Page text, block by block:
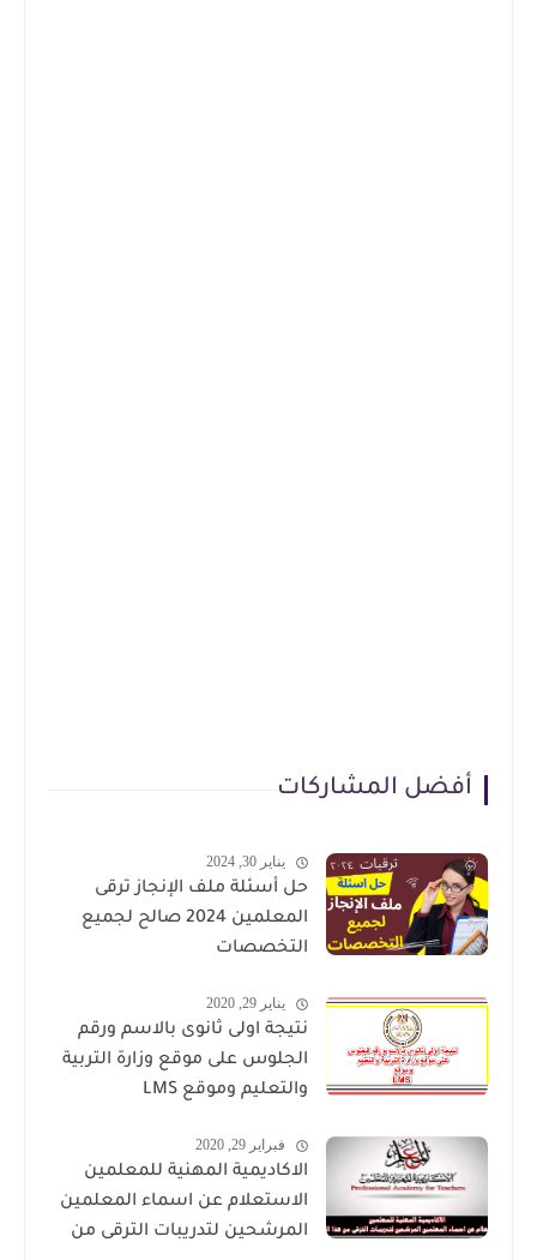
أفضل المشاركات
يناير 30, 2024
حل أسئلة ملف الإنجاز ترقى
المعلمين 2024 صالح لجميع
التخصصات
يناير 29, 2020
نتيجة اولى ثانوى بالاسم ورقم
الجلوس على موقع وزارة التربية
والتعليم وموقع LMS
فبراير 29, 2020
الاكاديمية المهنية للمعلمين
الاستعلام عن اسماء المعلمين
المرشحين لتدريبات الترقى من